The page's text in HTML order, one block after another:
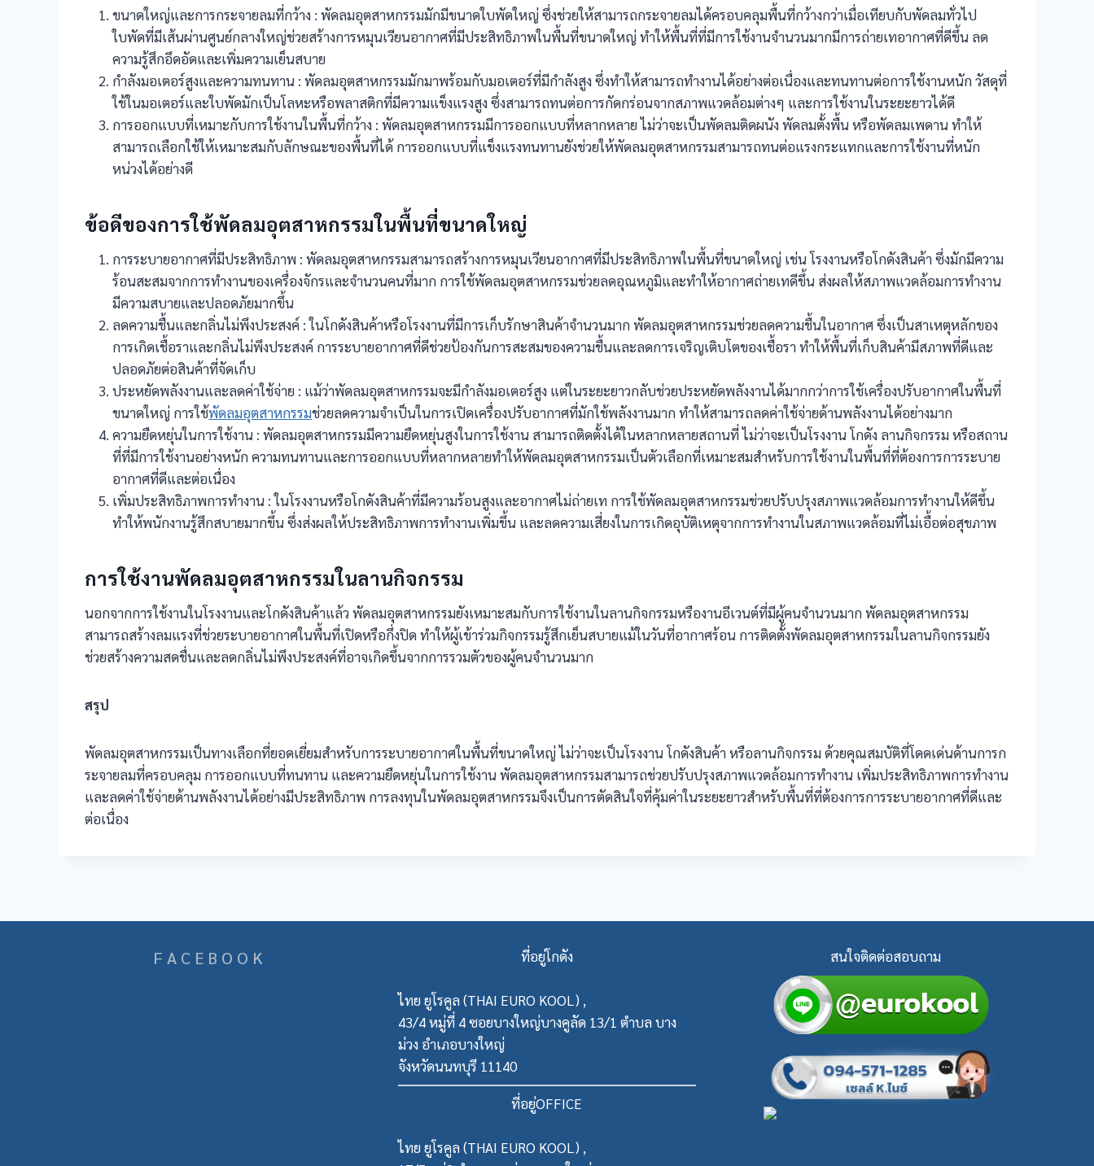
ขนาดใหญ่และการกระจายลมที่กว้าง : พัดลมอุตสาหกรรมมักมีขนาดใบพัดใหญ่ ซึ่งช่วยให้สามารถกระจายลมได้ครอบคลุมพื้นที่กว้างกว่าเมื่อเทียบกับพัดลมทั่วไป
ใบพัดที่มีเส้นผ่านศูนย์กลางใหญ่ช่วยสร้างการหมุนเวียนอากาศที่มีประสิทธิภาพในพื้นที่ขนาดใหญ่ ทำให้พื้นที่ที่มีการใช้งานจำนวนมากมีการถ่ายเทอากาศที่ดีขึ้น ลด
ความรู้สึกอึดอัดและเพิ่มความเย็นสบาย
กำลังมอเตอร์สูงและความทนทาน : พัดลมอุตสาหกรรมมักมาพร้อมกับมอเตอร์ที่มีกำลังสูง ซึ่งทำให้สามารถทำงานได้อย่างต่อเนื่องและทนทานต่อการใช้งานหนัก วัสดุที่
ใช้ในมอเตอร์และใบพัดมักเป็นโลหะหรือพลาสติกที่มีความแข็งแรงสูง ซึ่งสามารถทนต่อการกัดกร่อนจากสภาพแวดล้อมต่างๆ และการใช้งานในระยะยาวได้ดี
การออกแบบที่เหมาะกับการใช้งานในพื้นที่กว้าง : พัดลมอุตสาหกรรมมีการออกแบบที่หลากหลาย ไม่ว่าจะเป็นพัดลมติดผนัง พัดลมตั้งพื้น หรือพัดลมเพดาน ทำให้
สามารถเลือกใช้ให้เหมาะสมกับลักษณะของพื้นที่ได้ การออกแบบที่แข็งแรงทนทานยังช่วยให้พัดลมอุตสาหกรรมสามารถทนต่อแรงกระแทกและการใช้งานที่หนัก
หน่วงได้อย่างดี
ข้อดีของการใช้พัดลมอุตสาหกรรมในพื้นที่ขนาดใหญ่
การระบายอากาศที่มีประสิทธิภาพ : พัดลมอุตสาหกรรมสามารถสร้างการหมุนเวียนอากาศที่มีประสิทธิภาพในพื้นที่ขนาดใหญ่ เช่น โรงงานหรือโกดังสินค้า ซึ่งมักมีความ
ร้อนสะสมจากการทำงานของเครื่องจักรและจำนวนคนที่มาก การใช้พัดลมอุตสาหกรรมช่วยลดอุณหภูมิและทำให้อากาศถ่ายเทดีขึ้น ส่งผลให้สภาพแวดล้อมการทำงาน
มีความสบายและปลอดภัยมากขึ้น
ลดความชื้นและกลิ่นไม่พึงประสงค์ : ในโกดังสินค้าหรือโรงงานที่มีการเก็บรักษาสินค้าจำนวนมาก พัดลมอุตสาหกรรมช่วยลดความชื้นในอากาศ ซึ่งเป็นสาเหตุหลักของ
การเกิดเชื้อราและกลิ่นไม่พึงประสงค์ การระบายอากาศที่ดีช่วยป้องกันการสะสมของความชื้นและลดการเจริญเติบโตของเชื้อรา ทำให้พื้นที่เก็บสินค้ามีสภาพที่ดีและ
ปลอดภัยต่อสินค้าที่จัดเก็บ
ประหยัดพลังงานและลดค่าใช้จ่าย : แม้ว่าพัดลมอุตสาหกรรมจะมีกำลังมอเตอร์สูง แต่ในระยะยาวกลับช่วยประหยัดพลังงานได้มากกว่าการใช้เครื่องปรับอากาศในพื้นที่
ขนาดใหญ่ การใช้พัดลมอุตสาหกรรมช่วยลดความจำเป็นในการเปิดเครื่องปรับอากาศที่มักใช้พลังงานมาก ทำให้สามารถลดค่าใช้จ่ายด้านพลังงานได้อย่างมาก
ความยืดหยุ่นในการใช้งาน : พัดลมอุตสาหกรรมมีความยืดหยุ่นสูงในการใช้งาน สามารถติดตั้งได้ในหลากหลายสถานที่ ไม่ว่าจะเป็นโรงงาน โกดัง ลานกิจกรรม หรือสถาน
ที่ที่มีการใช้งานอย่างหนัก ความทนทานและการออกแบบที่หลากหลายทำให้พัดลมอุตสาหกรรมเป็นตัวเลือกที่เหมาะสมสำหรับการใช้งานในพื้นที่ที่ต้องการการระบาย
อากาศที่ดีและต่อเนื่อง
เพิ่มประสิทธิภาพการทำงาน : ในโรงงานหรือโกดังสินค้าที่มีความร้อนสูงและอากาศไม่ถ่ายเท การใช้พัดลมอุตสาหกรรมช่วยปรับปรุงสภาพแวดล้อมการทำงานให้ดีขึ้น
ทำให้พนักงานรู้สึกสบายมากขึ้น ซึ่งส่งผลให้ประสิทธิภาพการทำงานเพิ่มขึ้น และลดความเสี่ยงในการเกิดอุบัติเหตุจากการทำงานในสภาพแวดล้อมที่ไม่เอื้อต่อสุขภาพ
การใช้งานพัดลมอุตสาหกรรมในลานกิจกรรม
นอกจากการใช้งานในโรงงานและโกดังสินค้าแล้ว พัดลมอุตสาหกรรมยังเหมาะสมกับการใช้งานในลานกิจกรรมหรืองานอีเวนต์ที่มีผู้คนจำนวนมาก พัดลมอุตสาหกรรม
สามารถสร้างลมแรงที่ช่วยระบายอากาศในพื้นที่เปิดหรือกึ่งปิด ทำให้ผู้เข้าร่วมกิจกรรมรู้สึกเย็นสบายแม้ในวันที่อากาศร้อน การติดตั้งพัดลมอุตสาหกรรมในลานกิจกรรมยัง
ช่วยสร้างความสดชื่นและลดกลิ่นไม่พึงประสงค์ที่อาจเกิดขึ้นจากการรวมตัวของผู้คนจำนวนมาก
สรุป
พัดลมอุตสาหกรรมเป็นทางเลือกที่ยอดเยี่ยมสำหรับการระบายอากาศในพื้นที่ขนาดใหญ่ ไม่ว่าจะเป็นโรงงาน โกดังสินค้า หรือลานกิจกรรม ด้วยคุณสมบัติที่โดดเด่นด้านการก
ระจายลมที่ครอบคลุม การออกแบบที่ทนทาน และความยืดหยุ่นในการใช้งาน พัดลมอุตสาหกรรมสามารถช่วยปรับปรุงสภาพแวดล้อมการทำงาน เพิ่มประสิทธิภาพการทำงาน
และลดค่าใช้จ่ายด้านพลังงานได้อย่างมีประสิทธิภาพ การลงทุนในพัดลมอุตสาหกรรมจึงเป็นการตัดสินใจที่คุ้มค่าในระยะยาวสำหรับพื้นที่ที่ต้องการการระบายอากาศที่ดีและ
ต่อเนื่อง
F A C E B O O K ที่อยู่โกดัง
ไทย ยูโรคูล (THAI EURO KOOL) ,
43/4 หมู่ที่ 4 ซอยบางใหญ่บางคูลัด 13/1 ตำบล บาง
ม่วง อำเภอบางใหญ่
จังหวัดนนทบุรี 11140
ที่อยู่OFFICE
ไทย ยูโรคูล (THAI EURO KOOL) ,
สนใจติดต่อสอบถาม